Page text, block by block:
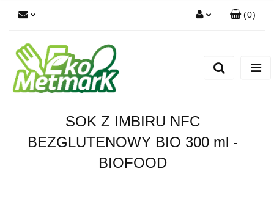
(0)
SOK Z IMBIRU NFC
BEZGLUTENOWY BIO 300 ml -
BIOFOOD